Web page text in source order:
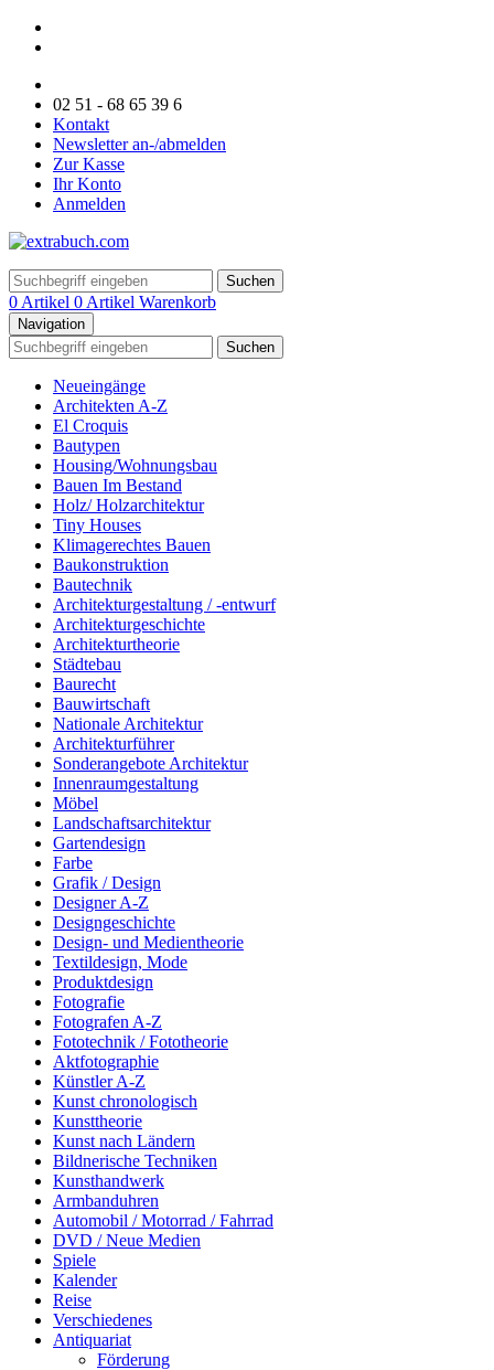
02 51 - 68 65 39 6
Kontakt
Newsletter an-/abmelden
Zur Kasse
Ihr Konto
Anmelden
Suchen
0 Artikel 0 Artikel Warenkorb
Navigation
Suchen
Neueingänge
Architekten A-Z
El Croquis
Bautypen
Housing/Wohnungsbau
Bauen Im Bestand
Holz/ Holzarchitektur
Tiny Houses
Klimagerechtes Bauen
Baukonstruktion
Bautechnik
Architekturgestaltung / -entwurf
Architekturgeschichte
Architekturtheorie
Städtebau
Baurecht
Bauwirtschaft
Nationale Architektur
Architekturführer
Sonderangebote Architektur
Innenraumgestaltung
Möbel
Landschaftsarchitektur
Gartendesign
Farbe
Grafik / Design
Designer A-Z
Designgeschichte
Design- und Medientheorie
Textildesign, Mode
Produktdesign
Fotografie
Fotografen A-Z
Fototechnik / Fototheorie
Aktfotographie
Künstler A-Z
Kunst chronologisch
Kunsttheorie
Kunst nach Ländern
Bildnerische Techniken
Kunsthandwerk
Armbanduhren
Automobil / Motorrad / Fahrrad
DVD / Neue Medien
Spiele
Kalender
Reise
Verschiedenes
Antiquariat
Förderung